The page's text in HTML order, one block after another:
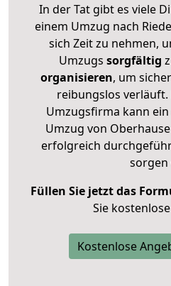
In der Tat gibt es viele
einem Umzug nach
sich Zeit zu nehmen,
Umzugs sorgfältig
organisieren, um
reibungslos
Umzugsfirma kann
Umzug von
erfolgreich
sorgen
Füllen Sie jetzt das
Sie
Kostenlose